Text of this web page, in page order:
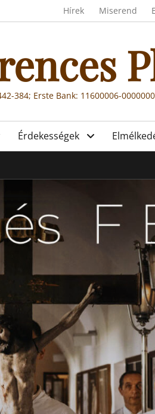
Header menu
Hírek Miserend
384; Erste Bank: 11600006-
Érdekességek